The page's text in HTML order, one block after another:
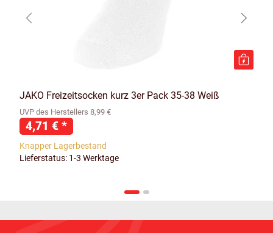
JAKO Freizeitsocken kurz 3er Pack 35-38 Weiß
UVP des Herstellers 8,99 €
4,71 € *
Knapper Lagerbestand
Lieferstatus: 1-3 Werktage